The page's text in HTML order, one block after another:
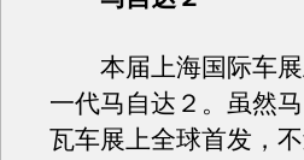
本届上海国际车展
一代马自达２。虽然
瓦车展上全球首发，